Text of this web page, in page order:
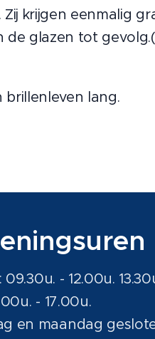
krijgen eenmalig
de glazen tot
lang.
ningsuren
09.30u. - 12.00u.
- 17.00u.
en maandag